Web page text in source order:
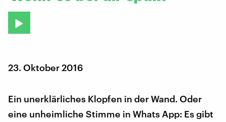
23. Oktober 2016
Ein unerklärliches Klopfen in der Wand. Oder
eine unheimliche Stimme in Whats App: Es gibt